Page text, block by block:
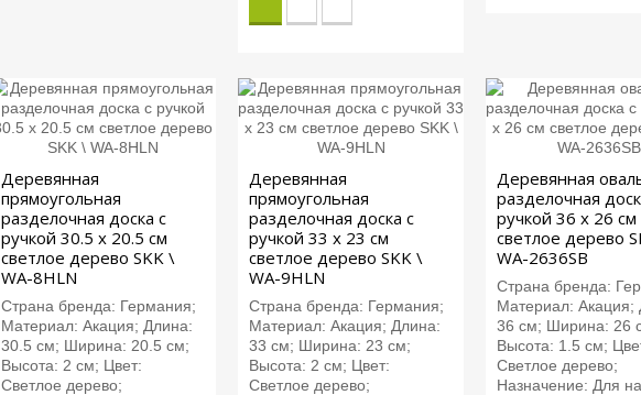
Деревянная
прямоугольная
разделочная доска с
ручкой 30.5 х 20.5 см
светлое дерево SKK \
WA-8HLN
Страна бренда: Германия;
Материал: Акация; Длина:
30.5 см; Ширина: 20.5 см;
Высота: 2 см; Цвет:
Светлое дерево;
Деревянная
прямоугольная
разделочная доска с
ручкой 33 х 23 см
светлое дерево SKK \
WA-9HLN
Страна бренда: Германия;
Материал: Акация; Длина:
33 см; Ширина: 23 см;
Высота: 2 см; Цвет:
Светлое дерево;
Деревянная
разделочная
ручкой 36 х 26 см
светлое дерево
WA-2636SB
Страна бренда:
Материал: Акация;
36 см; Ширина: 26
Высота: 1.5 см;
Светлое дерево;
Назначение: Для